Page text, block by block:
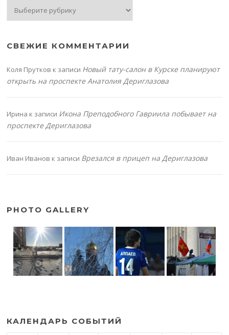
СВЕЖИЕ КОММЕНТАРИИ
Коля Прутков к записи Новый тату-салон в Курске планируют
открыть на проспекте Анатолия Дериглазова
Ирина к записи Икона Преподобного Гавриила побывает на
проспекте Дериглазова
Иван Иванов к записи Врезался в прицеп на Дериглазова
PHOTO GALLERY
КАЛЕНДАРЬ СОБЫТИЙ